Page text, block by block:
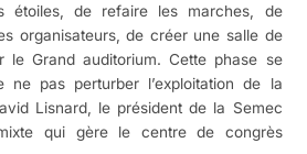
étoiles, de refaire les marches, de
organisateurs, de créer une salle de
Grand auditorium. Cette phase se
ne pas perturber l’exploitation de la
Lisnard, le président de la Semec
qui gère le centre de congrès